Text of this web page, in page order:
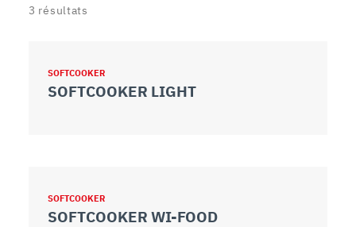
3 résultats
SOFTCOOKER
SOFTCOOKER LIGHT
SOFTCOOKER
SOFTCOOKER WI-FOOD